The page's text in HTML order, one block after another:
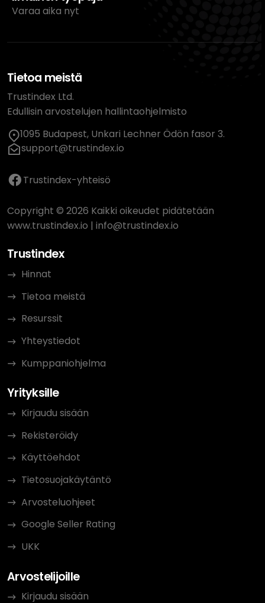
Varaa aika nyt
Tietoa meistä
Trustindex Ltd.
Edullisin arvostelujen hallintaohjelmisto
1095 Budapest, Unkari Lechner Ödön fasor 3.
support@trustindex.io
Trustindex-yhteisö
Copyright © 2026 Kaikki oikeudet pidätetään
www.trustindex.io | info@trustindex.io
Trustindex
Hinnat
Tietoa meistä
Resurssit
Yhteystiedot
Kumppaniohjelma
Yrityksille
Kirjaudu sisään
Rekisteröidy
Käyttöehdot
Tietosuojakäytäntö
Arvosteluohjeet
Google Seller Rating
UKK
Arvostelijoille
Kirjaudu sisään